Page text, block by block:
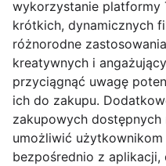
wykorzystanie platformy
krótkich, dynamicznych
różnorodne
kreatywnych i
przyciągnąć uwagę
ich do zakupu.
zakupowych dostępnych
umożliwić
bezpośrednio z aplikacji,